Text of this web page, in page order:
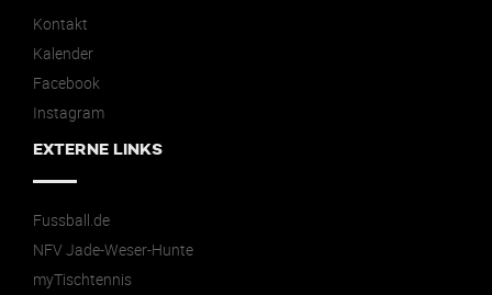
Kontakt
Kalender
Facebook
Instagram
EXTERNE LINKS
Fussball.de
NFV Jade-Weser-Hunte
myTischtennis